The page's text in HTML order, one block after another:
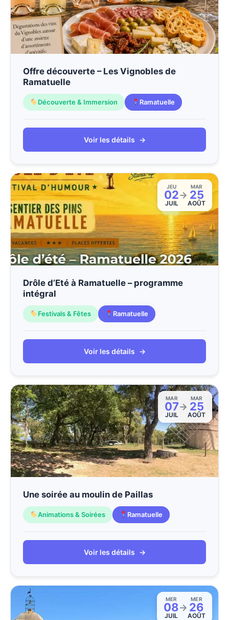
Offre découverte – Les Vignobles de
Ramatuelle
Découverte & Immersion Ramatuelle
Voir les détails →
JEU
02
JUIL
→
MAR
25
AOÛT
Drôle d’Eté à Ramatuelle – programme
intégral
Festivals & Fêtes Ramatuelle
Voir les détails →
MAR
07
JUIL
→
MAR
25
AOÛT
Une soirée au moulin de Paillas
Animations & Soirées Ramatuelle
Voir les détails →
MER
08
JUIL
→
MER
26
AOÛT